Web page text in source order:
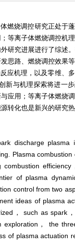
燃烧调控研究正处于
等离子体燃烧调控机
研究进展进行了综述
思路、燃烧调控效果
应机理，以及零维、
新与机理探索将进一
应用；等离子体燃烧
转化也是新兴的研究热
discharge plasma
Plasma combustion
efficiency
of plasma
control from two
ideas of plasma
， such as spark，
exploration， the
of plasma actuation